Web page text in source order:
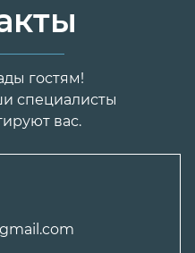
гостям!
специалисты
вас.